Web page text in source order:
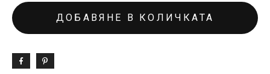
ДОБАВЯНЕ В КОЛИЧКАТА